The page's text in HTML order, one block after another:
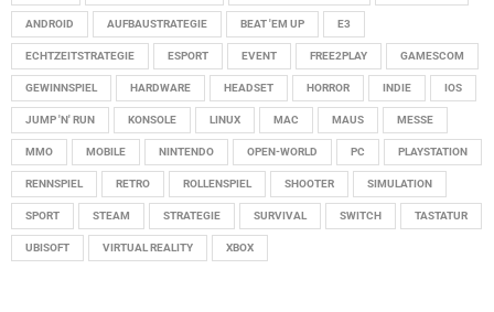
ANDROID AUFBAUSTRATEGIE BEAT 'EM UP E3
ECHTZEITSTRATEGIE ESPORT EVENT FREE2PLAY GAMESCOM
GEWINNSPIEL HARDWARE HEADSET HORROR INDIE IOS
JUMP 'N' RUN KONSOLE LINUX MAC MAUS MESSE
MMO MOBILE NINTENDO OPEN-WORLD PC PLAYSTATION
RENNSPIEL RETRO ROLLENSPIEL SHOOTER SIMULATION
SPORT STEAM STRATEGIE SURVIVAL SWITCH TASTATUR
UBISOFT VIRTUAL REALITY XBOX